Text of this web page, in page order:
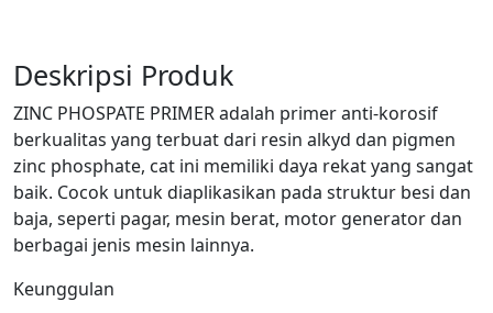
Deskripsi Produk
ZINC PHOSPATE PRIMER adalah primer anti-korosif
berkualitas yang terbuat dari resin alkyd dan pigmen
zinc phosphate, cat ini memiliki daya rekat yang sangat
baik. Cocok untuk diaplikasikan pada struktur besi dan
baja, seperti pagar, mesin berat, motor generator dan
berbagai jenis mesin lainnya.
Keunggulan